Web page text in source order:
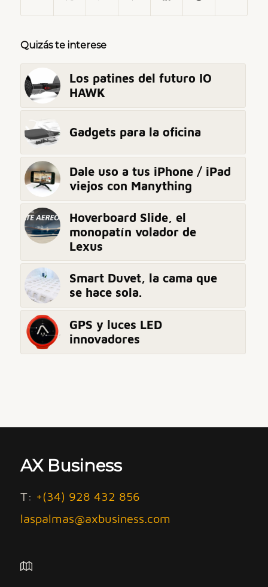
Quizás te interese
Los patines del futuro IO
HAWK
Gadgets para la oficina
Dale uso a tus iPhone / iPad
viejos con Manything
Hoverboard Slide, el
monopatín volador de
Lexus
Smart Duvet, la cama que
se hace sola.
GPS y luces LED
innovadores
AX Business
T: +(34) 928 432 856
laspalmas@axbusiness.com